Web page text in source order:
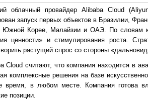
облачный провайдер Alibaba Cloud
запуск первых объектов в Бразилии,
Южной Корее, Малайзии и ОАЭ. По словам
ценности» и стимулирования роста.
растущий спрос со стороны
Cloud считают, что компания находится в
комплексные решения на базе
время, в любом месте. Компания готова
позиции.